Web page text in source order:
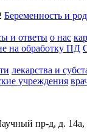
Беременность и
и ответы о нас
на обработку ПД
лекарства и
учреждения
пр-д, д. 14а,